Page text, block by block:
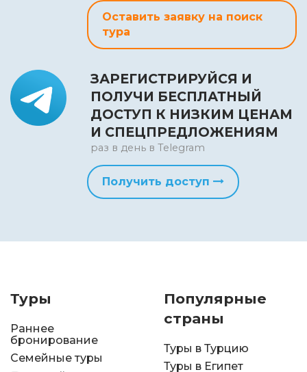
Оставить заявку на поиск
тура
ЗАРЕГИСТРИРУЙСЯ И
ПОЛУЧИ БЕСПЛАТНЫЙ
ДОСТУП К НИЗКИМ ЦЕНАМ
И СПЕЦПРЕДЛОЖЕНИЯМ
раз в день в Telegram
Получить доступ
Туры
Раннее
бронирование
Семейные туры
Популярные
страны
Туры в Турцию
Туры в Египет